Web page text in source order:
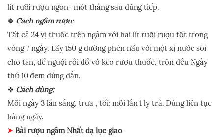
lít rưỡi rượu ngon- một tháng sau dùng tiếp.
❖ Cách ngâm rượu:
Tất cả 24 vị thuốc trên ngâm với hai lít rưỡi rượu tốt trong
vòng 7 ngày. Lấy 150 g đường phèn nấu với một xị nước sôi
cho tan, để nguội rồi đổ vô keo rượu thuốc, trộn đều Ngày
thứ 10 đem dùng dần.
❖ Cách dùng:
Mỗi ngày 3 lần sáng, trưa , tối; mỗi lần 1 ly trà. Dùng liên tục
hàng ngày.
Bài rượu ngâm Nhất dạ lục giao